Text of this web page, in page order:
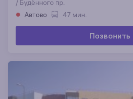
/ Будённого пр.
Автово
47 мин.
Позвонить